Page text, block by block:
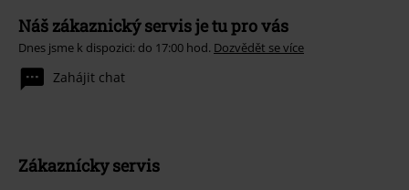
Náš zákaznický servis je tu pro vás
Dnes jsme k dispozici: do 17:00 hod. Dozvědět se více
Zahájit chat
Zákaznícky servis